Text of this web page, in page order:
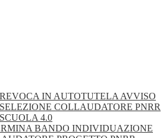
REVOCA IN AUTOTUTELA AVVISO
SELEZIONE COLLAUDATORE PNRR
SCUOLA 4.0
BANDO INDIVIDUAZIONE